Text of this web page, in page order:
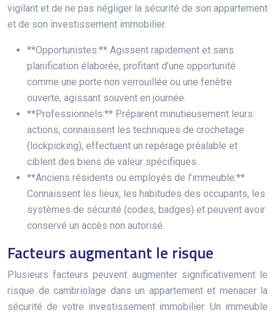
vigilant et de ne pas négliger la sécurité de son appartement
et de son investissement immobilier.
**Opportunistes:** Agissent rapidement et sans
planification élaborée, profitant d’une opportunité
comme une porte non verrouillée ou une fenêtre
ouverte, agissant souvent en journée.
**Professionnels:** Préparent minutieusement leurs
actions, connaissent les techniques de crochetage
(lockpicking), effectuent un repérage préalable et
ciblent des biens de valeur spécifiques.
**Anciens résidents ou employés de l’immeuble:**
Connaissent les lieux, les habitudes des occupants, les
systèmes de sécurité (codes, badges) et peuvent avoir
conservé un accès non autorisé.
Facteurs augmentant le risque
Plusieurs facteurs peuvent augmenter significativement le
risque de cambriolage dans un appartement et menacer la
sécurité de votre investissement immobilier. Un immeuble